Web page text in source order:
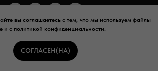
вы соглашаетесь с тем, что мы используем файлы
и с политикой конфиденциальности.
СОГЛАСЕН(НА)